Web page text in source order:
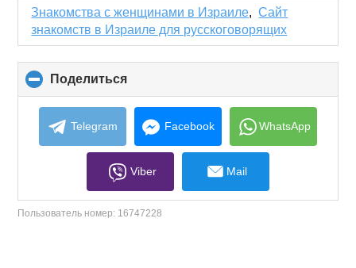
collapse
contents
Знакомства с женщинами в Израиле,Сайт
знакомств в Израиле для русскоговорящих
Поделиться
to
collapse
contents
Telegram Facebook WhatsApp
Viber Mail
Пользователь номер: 16747228